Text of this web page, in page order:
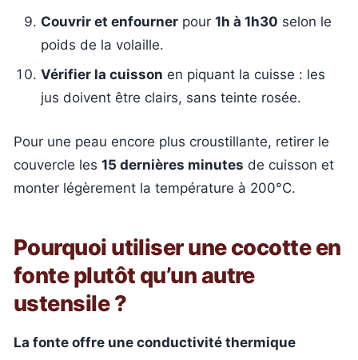
Couvrir et enfourner pour 1h à 1h30 selon le
poids de la volaille.
Vérifier la cuisson en piquant la cuisse : les
jus doivent être clairs, sans teinte rosée.
Pour une peau encore plus croustillante, retirer le
couvercle les 15 dernières minutes de cuisson et
monter légèrement la température à 200°C.
Pourquoi utiliser une cocotte en
fonte plutôt qu’un autre
ustensile ?
La fonte offre une conductivité thermique